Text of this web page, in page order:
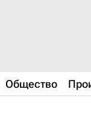
Общество